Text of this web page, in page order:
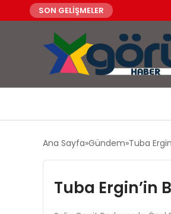
SON GELİŞMELER
Ana Sayfa Gündem Tuba
Tuba Ergin’in